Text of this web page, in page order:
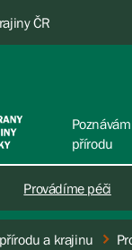
ČR
Poznávám
přírodu
Provádíme péči
a krajinu